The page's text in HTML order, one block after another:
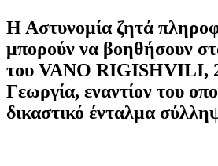
Η Αστυνομία ζητά
μπορούν να βοηθήσουν
του VANO RIGISHVILI,
Γεωργία, εναντίον του
δικαστικό ένταλμα